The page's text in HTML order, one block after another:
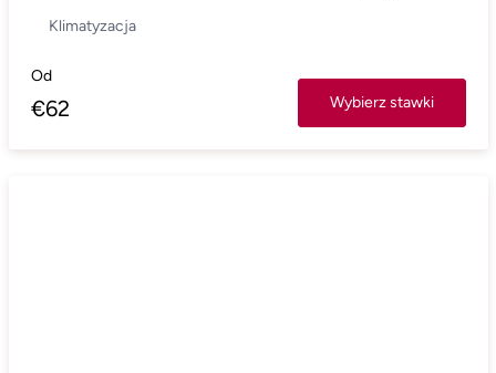
Klimatyzacja
Od
€62 Wybierz stawki